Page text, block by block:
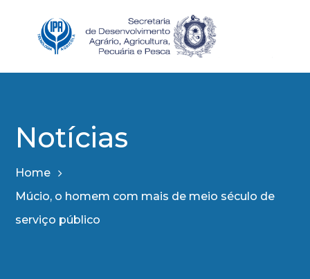
Notícias
Home
Múcio, o homem com mais de meio século de
serviço público